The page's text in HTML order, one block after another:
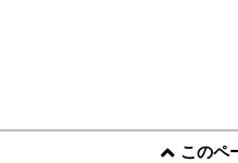
このペ